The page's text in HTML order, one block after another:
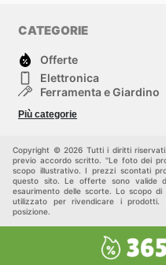
CATEGORIE
Offerte
Elettronica
Ferramenta e Giardino
Bambini e Neonati
Più categorie
Copyright © 2026 Tutti i diritti
previo accordo scritto. "Le foto dei
scopo illustrativo. I prezzi scontati
questo sito. Le offerte sono
esaurimento delle scorte. Lo scopo
utilizzato per rivendicare i prodotti.
posizione.